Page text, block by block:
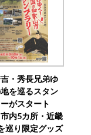
・秀長兄弟ゆ
を巡るスタン
がスタート
内5カ所・近畿
巡り限定グッズ